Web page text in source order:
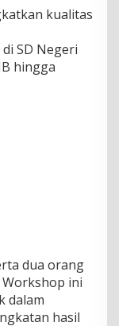
kualitas
SD Negeri
hingga
dua orang
ini
dalam
hasil